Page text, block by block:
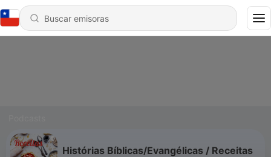
Histórias Bíblicas/Evangélicas / Receitas